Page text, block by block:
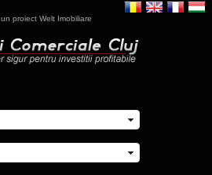
un proiect Welt Imobiliare